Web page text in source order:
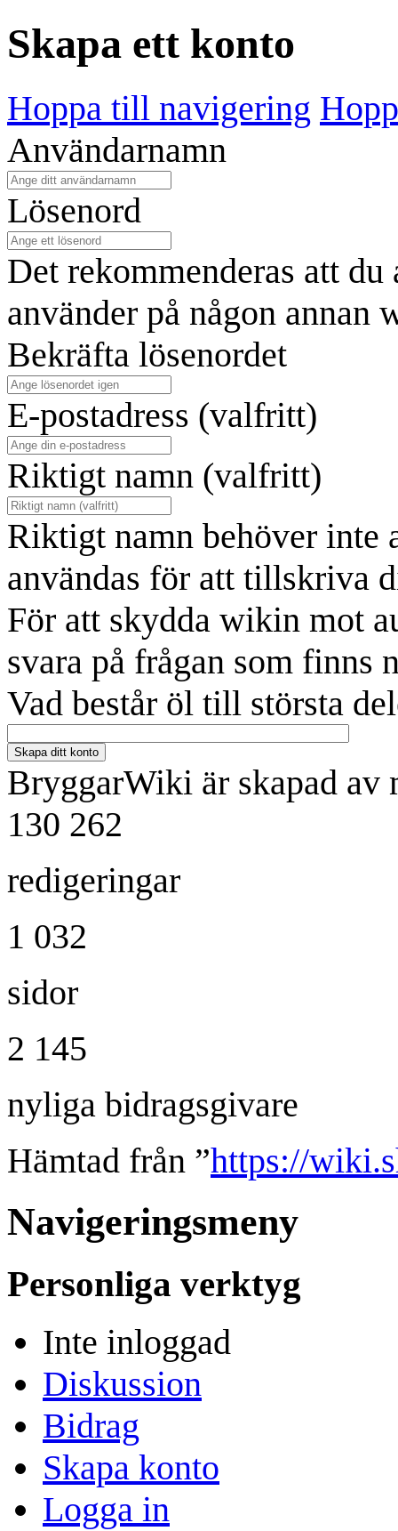
Skapa ett konto
Hoppa till navigering
Användarnamn
Lösenord
Det rekommenderas att
använder på någon annan
Bekräfta lösenordet
E-postadress (valfritt)
Riktigt namn (valfritt)
Riktigt namn behöver inte
användas för att tillskriva
För att skydda wikin mot
svara på frågan som finns
Vad består öl till största
Skapa ditt konto
BryggarWiki är skapad av
130 262
redigeringar
1 032
sidor
2 145
nyliga bidragsgivare
Hämtad från ”https://
Navigeringsmeny
Personliga verktyg
Inte inloggad
Diskussion
Bidrag
Skapa konto
Logga in